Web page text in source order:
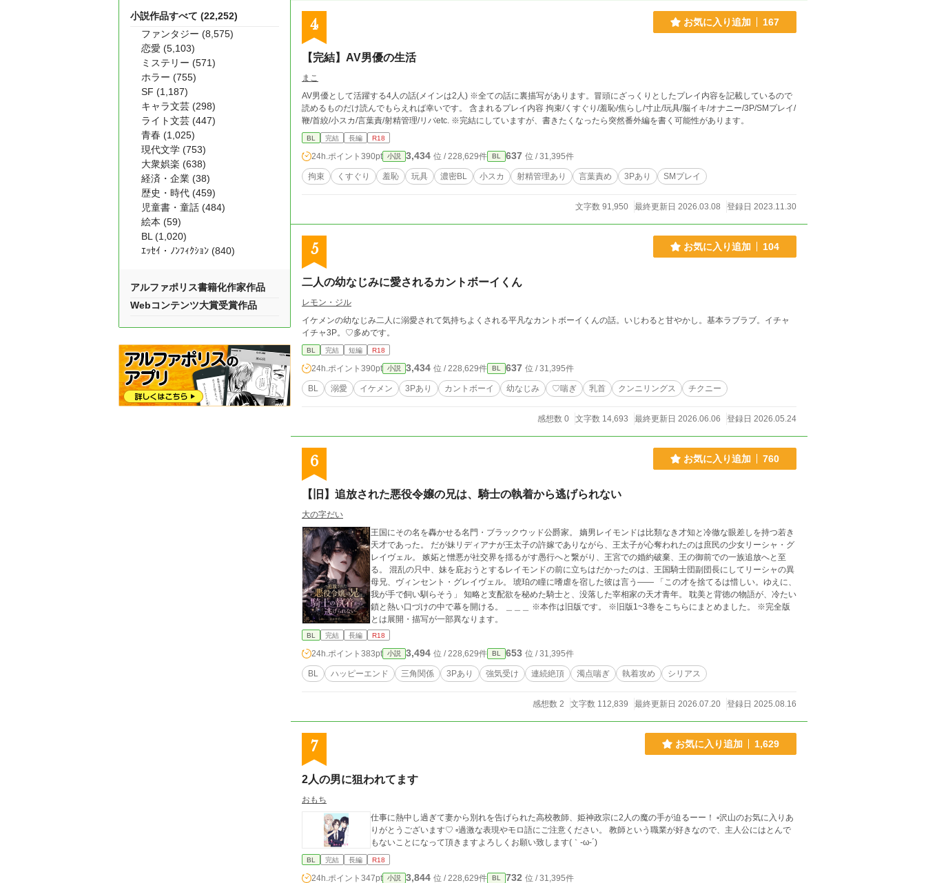
4 お気に入り追加 167
【完結】AV男優の生活
まこ
AV男優として活躍する4人の話(メインは2人) ※全ての話に裏描写があります。冒頭にざっくりとしたプレイ内容を記載しているので
読めるものだけ読んでもらえれば幸いです。 含まれるプレイ内容 拘束/くすぐり/羞恥/焦らし/寸止/玩具/脳イキ/オナニー/3P/SMプレイ/
鞭/首絞/小スカ/言葉責/射精管理/リバetc. ※完結にしていますが、書きたくなったら突然番外編を書く可能性があります。
BL 完結 長編 R18
24h.ポイント 390pt 小説 3,434 位 / 228,629件 BL 637 位 / 31,395件
拘束 くすぐり 羞恥 玩具 濃密BL 小スカ 射精管理あり 言葉責め 3Pあり SMプレイ
文字数 91,950 最終更新日 2026.03.08 登録日 2023.11.30
5 お気に入り追加 104
二人の幼なじみに愛されるカントボーイくん
レモン・ジル
イケメンの幼なじみ二人に溺愛されて気持ちよくされる平凡なカントボーイくんの話。いじわると甘やかし。基本ラブラブ。イチャ
イチャ3P。♡多めです。
BL 完結 短編 R18
24h.ポイント 390pt 小説 3,434 位 / 228,629件 BL 637 位 / 31,395件
BL 溺愛 イケメン 3Pあり カントボーイ 幼なじみ ♡喘ぎ 乳首 クンニリングス チクニー
感想数 0 文字数 14,693 最終更新日 2026.06.06 登録日 2026.05.24
6 お気に入り追加 760
【旧】追放された悪役令嬢の兄は、騎士の執着から逃げられない
大の字だい
王国にその名を轟かせる名門・ブラックウッド公爵家。 嫡男レイモンドは比類なき才知と冷徹な眼差しを持つ若き
天才であった。 だが妹リディアナが王太子の許嫁でありながら、王太子が心奪われたのは庶民の少女リーシャ・グ
レイヴェル。 嫉妬と憎悪が社交界を揺るがす愚行へと繋がり、王宮での婚約破棄、王の御前での一族追放へと至
る。 混乱の只中、妹を庇おうとするレイモンドの前に立ちはだかったのは、王国騎士団副団長にしてリーシャの異
母兄、ヴィンセント・グレイヴェル。 琥珀の瞳に嗜虐を宿した彼は言う―― 「この才を捨てるは惜しい。ゆえに、
我が手で飼い馴らそう」 知略と支配欲を秘めた騎士と、没落した宰相家の天才青年。 耽美と背徳の物語が、冷たい
鎖と熱い口づけの中で幕を開ける。 ＿＿＿ ※本作は旧版です。 ※旧版1~3巻をこちらにまとめました。 ※完全版
とは展開・描写が一部異なります。
BL 完結 長編 R18
24h.ポイント 383pt 小説 3,494 位 / 228,629件 BL 653 位 / 31,395件
BL ハッピーエンド 三角関係 3Pあり 強気受け 連続絶頂 濁点喘ぎ 執着攻め シリアス
感想数 2 文字数 112,839 最終更新日 2026.07.20 登録日 2025.08.16
7 お気に入り追加 1,629
2人の男に狙われてます
おもち
仕事に熱中し過ぎて妻から別れを告げられた高校教師、姫神政宗に2人の魔の手が迫るーー！ ▫️沢山のお気に入りあ
りがとうございます♡ ▫️過激な表現やモロ語にご注意ください。 教師という職業が好きなので、主人公にはとんで
もないことになって頂きますよろしくお願い致します(｀-ω-´)
BL 完結 長編 R18
24h.ポイント 347pt 小説 3,844 位 / 228,629件 BL 732 位 / 31,395件
小説作品すべて (22,252)
ファンタジー (8,575)
恋愛 (5,103)
ミステリー (571)
ホラー (755)
SF (1,187)
キャラ文芸 (298)
ライト文芸 (447)
青春 (1,025)
現代文学 (753)
大衆娯楽 (638)
経済・企業 (38)
歴史・時代 (459)
児童書・童話 (484)
絵本 (59)
BL (1,020)
ｴｯｾｲ・ﾉﾝﾌｨｸｼｮﾝ (840)
アルファポリス書籍化作家作品
Webコンテンツ大賞受賞作品